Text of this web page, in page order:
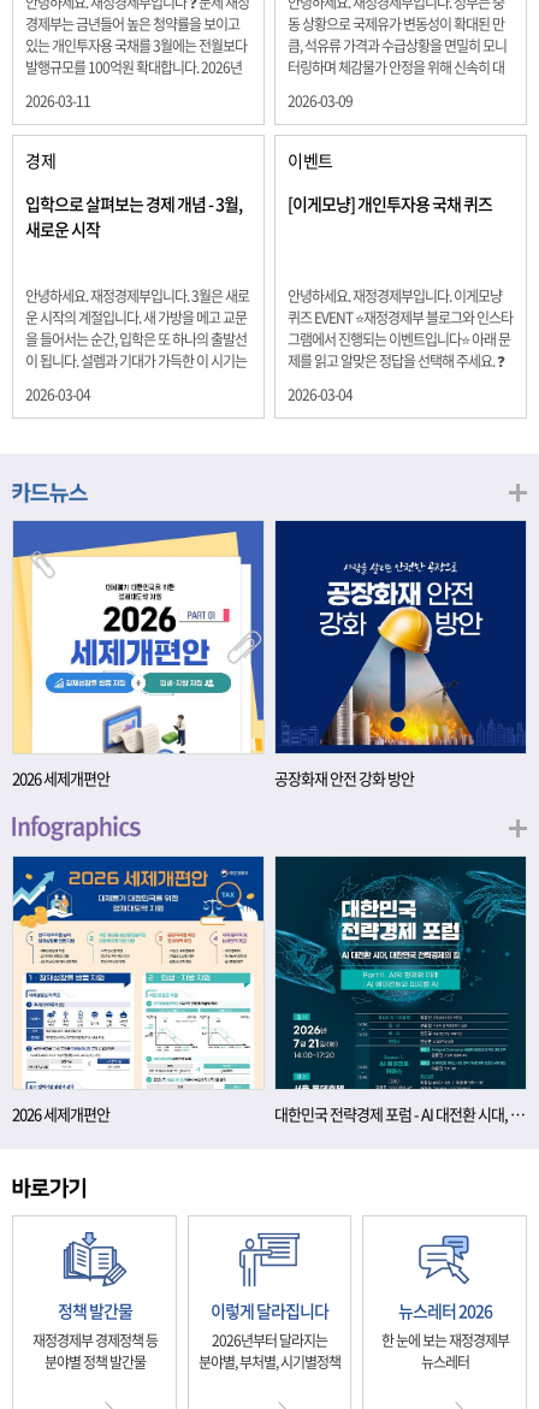
경제부는 금년들어 높은 청약률을 보이고
있는 개인투자용 국채를 3월에는 전월보다
발행규모를 100억원 확대합니다. 2026년
5년물 600억원, 10년물 900억원, 20년물
300억원입니다. 그렇다면 3월 개인투자용
국채의 총 발행 예정 금액은 얼마일까요??
보기 ① 1,600억원 ② 1,700억원 ③ 1,800
억원 ④ 2,000억원 정답 : 1,800억원 참여해
주신 모든 분들 감사합니다! 당첨자분들에
게는 지난 이벤트 블로그 게시글에 비밀댓
전달드립니다.
2026-03-11
동 상황으로 국제유가 변동성이 확대된 만
큼, 석유류 가격과 수급상황을 면밀히 모니
터링하며 체감물가 안정을 위해 신속히 대
료품과 에너지를 제외하고 추세적 흐름을
보여주는 근원물가는 2.3% 상승 향후 지정
학적 요인, 기상여건 등 불확실성이 있는 만
큼, 정부는 체감물가 안정을 위해 총력을 다
할 계획입니다. 특히, 최근 중동 상황으로 국
제유가 변동성이 확대된 만큼, 석유류 가격･
다.
2026-03-09
경제
입학으로 살펴보는 경제 개념 - 3월,
새로운 시작
안녕하세요. 재정경제부입니다. 3월은 새로
운 시작의 계절입니다. 새 가방을 메고 교문
을 들어서는 순간, 입학은 또 하나의 출발선
이 됩니다. 설렘과 기대가 가득한 이 시기는
래를 준비하는 첫 걸음이기도 합니다. 입학
니다. 배움이 쌓이는 시간, 인적자본 학교에
가는 과정입니다. 수업을 통해 배우는 전공
지식, 친구들과의 협업, 다양한 활동 속에서
얻는 문제 해결 경험은 모두 개인의 역량으
로 축적됩니다. 경제학에서는 이.......
2026-03-04
이벤트
[이게모냥] 개인투자용 국채 퀴즈
안녕하세요. 재정경제부입니다. 이게모냥
퀴즈 EVENT ⭐재정경제부 블로그와 인스타
그램에서 진행되는 이벤트입니다⭐ 아래 문
제를 읽고 알맞은 정답을 선택해 주세요. ❓
을 보이고 있는 개인투자용 국채를 3월에는
20년물 300억원입니다. 그렇다면 3월 개인
1,800억원 ④ 2,000억원 이벤트 안내 응모
기간: 2026년 3월 4일(수) ~ 3월 9일(월) 경
품: 커피쿠폰 (60명) 참여.......
2026-03-04
2026 세제개편안 공장화재 안전 강화 방안
2026 세제개편안 대한민국 전략경제 포럼 - AI 대전환 시대, 대한민국 전략경제의 길
정책 발간물
재정경제부 경제정책 등
분야별 정책 발간물
이렇게 달라집니다
2026년부터 달라지는
분야별, 부처별, 시기별정책
뉴스레터 2026
한 눈에 보는 재정경제부
뉴스레터